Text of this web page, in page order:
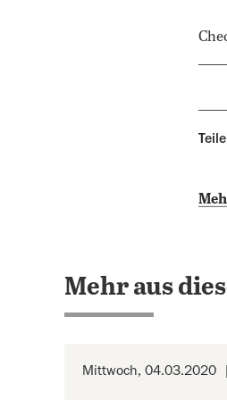
Mehr aus
Mittwoch, 04.03.2020